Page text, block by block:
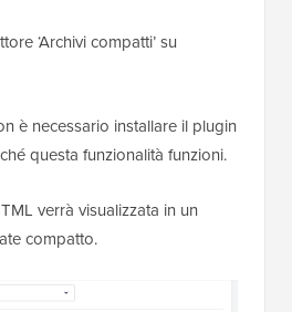
‘Archivi compatti’ su
è necessario installare il plugin
questa funzionalità funzioni.
verrà visualizzata in un
compatto.